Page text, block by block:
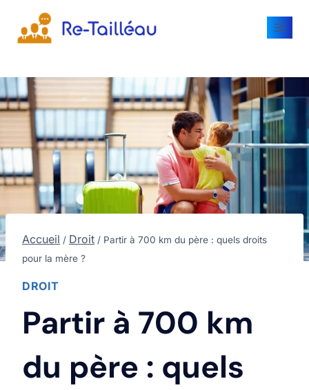
Accueil / Droit / Partir à 700 km du père : quels droits
pour la mère ?
DROIT
Partir à 700 km
du père : quels